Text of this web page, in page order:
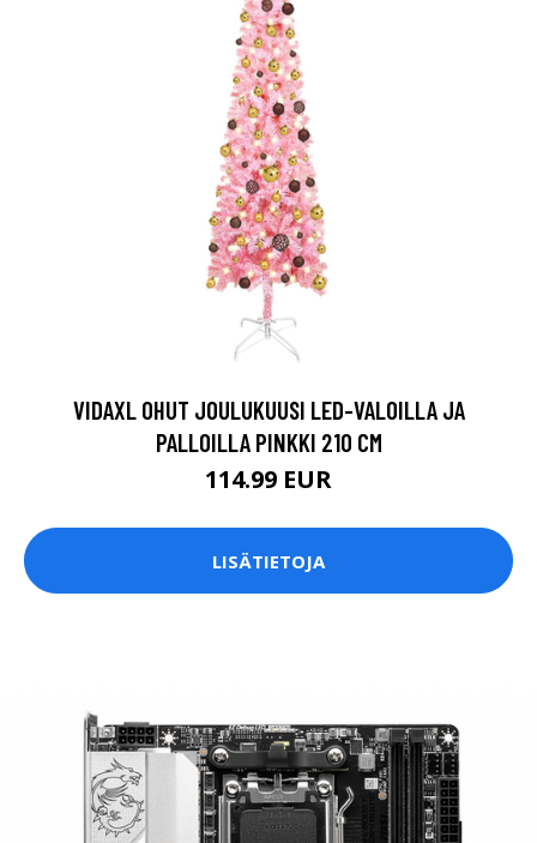
VIDAXL OHUT JOULUKUUSI LED-VALOILLA JA
PALLOILLA PINKKI 210 CM
114.99 EUR
LISÄTIETOJA